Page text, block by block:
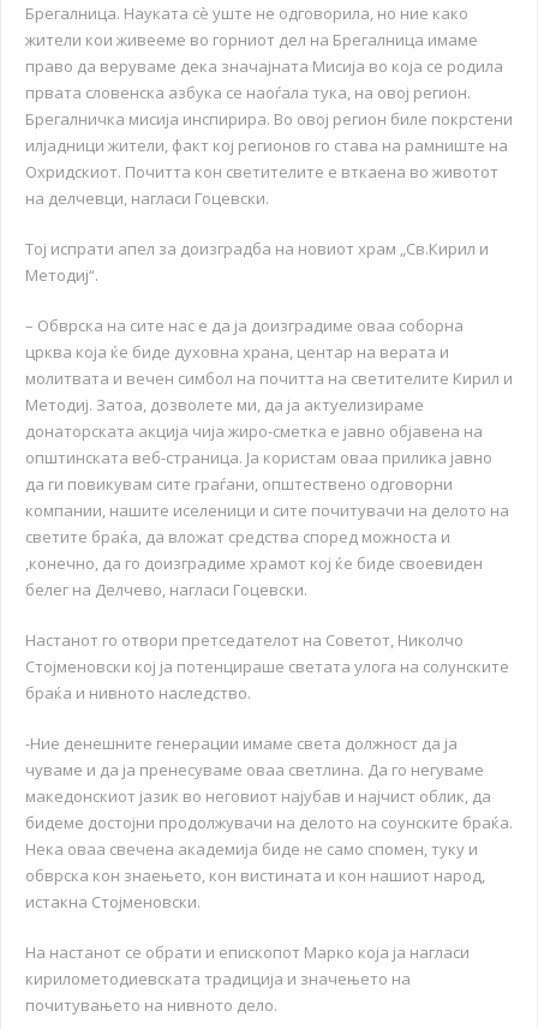
Брегалница. Науката сѐ уште не одговорила, но ние како
жители кои живееме во горниот дел на Брегалница имаме
право да веруваме дека значајната Мисија во која се родила
првата словенска азбука се наоѓала тука, на овој регион.
Брегалничка мисија инспирира. Во овој регион биле покрстени
илјадници жители, факт кој регионов го става на рамниште на
Охридскиот. Почитта кон светителите е вткаена во животот
на делчевци, нагласи Гоцевски.
Тој испрати апел за доизградба на новиот храм „Св.Кирил и
Методиј“.
– Обврска на сите нас е да ја доизградиме оваа соборна
црква која ќе биде духовна храна, центар на верата и
молитвата и вечен симбол на почитта на светителите Кирил и
Методиј. Затоа, дозволете ми, да ја актуелизираме
донаторската акција чија жиро-сметка е јавно објавена на
општинската веб-страница. Ја користам оваа прилика јавно
да ги повикувам сите граѓани, општествено одговорни
компании, нашите иселеници и сите почитувачи на делото на
светите браќа, да вложат средства според можноста и
,конечно, да го доизградиме храмот кој ќе биде своевиден
белег на Делчево, нагласи Гоцевски.
Настанот го отвори претседателот на Советот, Николчо
Стојменовски кој ја потенцираше светата улога на солунските
браќа и нивното наследство.
-Ние денешните генерации имаме света должност да ја
чуваме и да ја пренесуваме оваа светлина. Да го негуваме
македонскиот јазик во неговиот најубав и најчист облик, да
бидеме достојни продолжувачи на делото на соунските браќа.
Нека оваа свечена академија биде не само спомен, туку и
обврска кон знаењето, кон вистината и кон нашиот народ,
истакна Стојменовски.
На настанот се обрати и епископот Марко која ја нагласи
кирилометодиевската традиција и значењето на
почитувањето на нивното дело.